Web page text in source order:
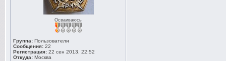
Осваиваюсь
Группа: Пользователи
Сообщения: 22
Регистрация: 22 сен 2013, 22:52
Откуда: Москва